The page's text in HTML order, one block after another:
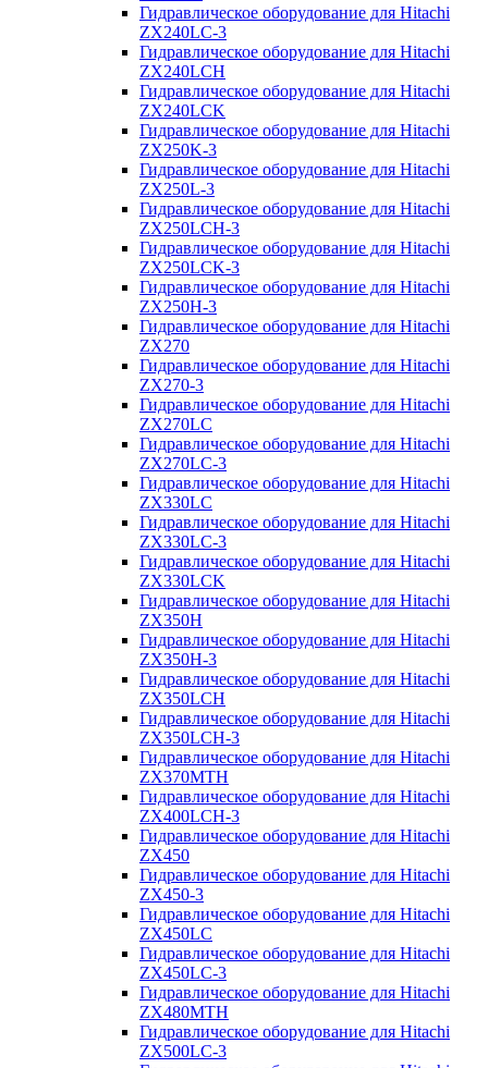
Гидравлическое оборудование для Hitachi
ZX240LC-3
Гидравлическое оборудование для Hitachi
ZX240LCH
Гидравлическое оборудование для Hitachi
ZX240LCK
Гидравлическое оборудование для Hitachi
ZX250K-3
Гидравлическое оборудование для Hitachi
ZX250L-3
Гидравлическое оборудование для Hitachi
ZX250LCH-3
Гидравлическое оборудование для Hitachi
ZX250LCK-3
Гидравлическое оборудование для Hitachi
ZX250Н-3
Гидравлическое оборудование для Hitachi
ZX270
Гидравлическое оборудование для Hitachi
ZX270-3
Гидравлическое оборудование для Hitachi
ZX270LC
Гидравлическое оборудование для Hitachi
ZX270LC-3
Гидравлическое оборудование для Hitachi
ZX330LC
Гидравлическое оборудование для Hitachi
ZX330LC-3
Гидравлическое оборудование для Hitachi
ZX330LCK
Гидравлическое оборудование для Hitachi
ZX350H
Гидравлическое оборудование для Hitachi
ZX350H-3
Гидравлическое оборудование для Hitachi
ZX350LCH
Гидравлическое оборудование для Hitachi
ZX350LCH-3
Гидравлическое оборудование для Hitachi
ZX370MTH
Гидравлическое оборудование для Hitachi
ZX400LCH-3
Гидравлическое оборудование для Hitachi
ZX450
Гидравлическое оборудование для Hitachi
ZX450-3
Гидравлическое оборудование для Hitachi
ZX450LC
Гидравлическое оборудование для Hitachi
ZX450LC-3
Гидравлическое оборудование для Hitachi
ZX480MTH
Гидравлическое оборудование для Hitachi
ZX500LC-3